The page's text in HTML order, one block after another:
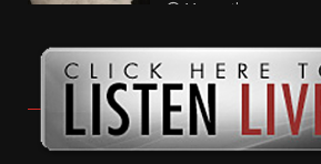
11 months ago